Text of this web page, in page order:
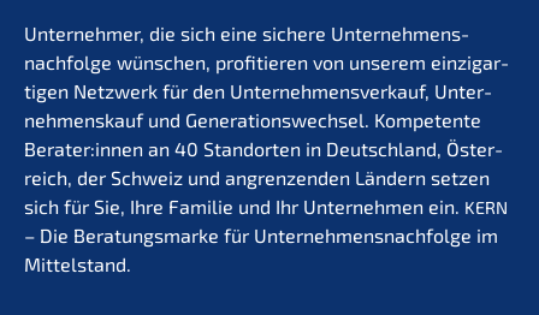
Unter­neh­mer, die sich eine siche­re Unternehmens­
nachfolge wünschen, profi­tie­ren von unserem einzig­ar­
ti­gen Netzwerk für den Unter­nehmens­verkauf, Unter­
nehmens­kauf und Generations­wechsel. Kompe­ten­te
Berater:innen an 40 Stand­or­ten in Deutsch­land, Öster­
reich, der Schweiz und angren­zen­den Ländern setzen
sich für Sie, Ihre Familie und Ihr Unter­neh­men ein. KERN
– Die Beratungs­mar­ke für Unternehmens­nachfolge im
Mittelstand.